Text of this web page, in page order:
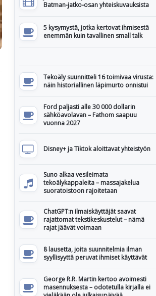
Batman-jatko-osan yhteiskuvauksista
5 kysymystä, jotka kertovat ihmisestä
enemmän kuin tavallinen small talk
Tekoäly suunnitteli 16 toimivaa virusta:
näin historiallinen läpimurto onnistui
Ford paljasti alle 30 000 dollarin
sähköavolavan – Fathom saapuu
vuonna 2027
Disney+ ja Tiktok aloittavat yhteistyön
Suno alkaa vesileimata
tekoälykappaleita – massajakelua
suoratoistoon rajoitetaan
ChatGPT:n ilmaiskäyttäjät saavat
rajattomat tekstikeskustelut – nämä
rajat jäävät voimaan
8 lausetta, joita suunnitelmia ilman
syyllisyyttä peruvat ihmiset käyttävät
George R.R. Martin kertoo avoimesti
masennuksesta – odotetulla kirjalla ei